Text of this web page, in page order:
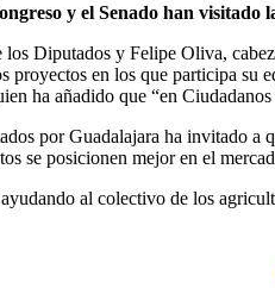
y el Senado han
Diputados y Felipe Oliva,
en los que participa su
ha añadido que “en
por Guadalajara ha invitado a
se posicionen mejor en el
al colectivo de los